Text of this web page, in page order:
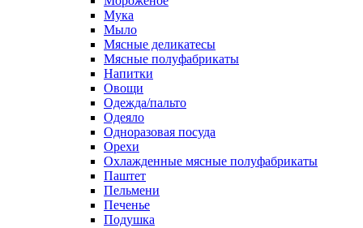
Мука
Мыло
Мясные деликатесы
Мясные полуфабрикаты
Напитки
Овощи
Одежда/пальто
Одеяло
Одноразовая посуда
Орехи
Охлажденные мясные полуфабрикаты
Паштет
Пельмени
Печенье
Подушка